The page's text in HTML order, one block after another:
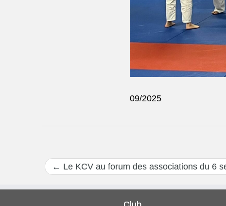
09/2025
← Le KCV au forum des associations du 6